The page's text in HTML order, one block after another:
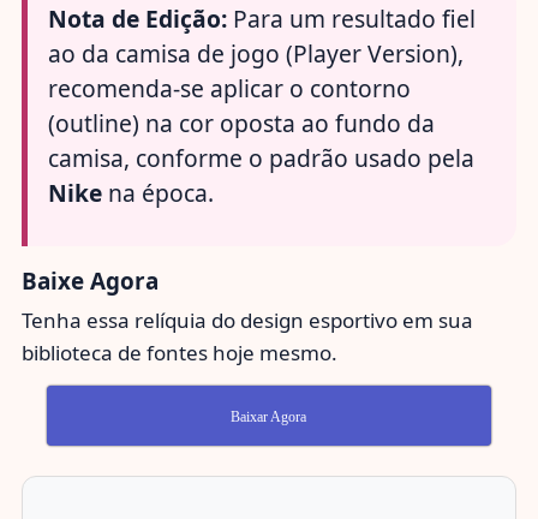
Nota de Edição:Para um resultado fiel
ao da camisa de jogo (Player Version),
recomenda-se aplicar o contorno
(outline) na cor oposta ao fundo da
camisa, conforme o padrão usado pela
Nikena época.
Baixe Agora
Tenha essa relíquia do design esportivo em sua
biblioteca de fontes hoje mesmo.
Baixar Agora